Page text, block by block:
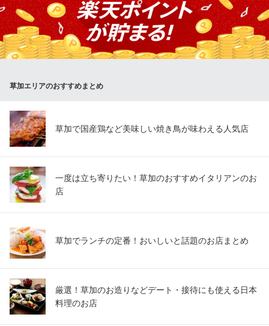
埼玉県草加市氷川町2126-5 第3ケイユービル5F
す。しかも「ライスかパン」ではなく「ライスもパンも」両方O
K！炊き立てのご飯と、オーブンで温めたパンを、心ゆくまでお楽
しみください。
東武伊勢崎線（東武スカイツリーライン）新田駅 徒歩18分
草加エリアのおすすめまとめ
草加で国産鶏など美味しい焼き鳥が味わえる人気店
一度は立ち寄りたい！草加のおすすめイタリアンのお
店
草加でランチの定番！おいしいと話題のお店まとめ
厳選！草加のお造りなどデート・接待にも使える日本
料理のお店